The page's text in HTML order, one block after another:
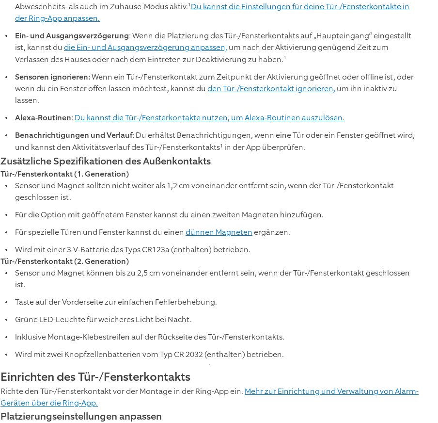
Abwesenheits- als auch im Zuhause-Modus aktiv.1 Du kannst die Einstellungen für deine Tür-/Fensterkontakte in
der Ring-App anpassen.
Ein- und Ausgangsverzögerung: Wenn die Platzierung des Tür-/Fensterkontakts auf „Haupteingang“ eingestellt
ist, kannst du die Ein- und Ausgangsverzögerung anpassen, um nach der Aktivierung genügend Zeit zum
Verlassen des Hauses oder nach dem Eintreten zur Deaktivierung zu haben.1
Sensoren ignorieren:Wenn ein Tür-/Fensterkontakt zum Zeitpunkt der Aktivierung geöffnet oder offline ist, oder
wenn du ein Fenster offen lassen möchtest, kannst du den Tür-/Fensterkontakt ignorieren, um ihn inaktiv zu
lassen.
Alexa-Routinen: Du kannst die Tür-/Fensterkontakte nutzen, um Alexa-Routinen auszulösen.
Benachrichtigungen und Verlauf: Du erhältst Benachrichtigungen, wenn eine Tür oder ein Fenster geöffnet wird,
und kannst den Aktivitätsverlauf des Tür-/Fensterkontakts1 in der App überprüfen.
Zusätzliche Spezifikationen des Außenkontakts
Tür-/Fensterkontakt (1. Generation)
Sensor und Magnet sollten nicht weiter als 1,2 cm voneinander entfernt sein, wenn der Tür-/Fensterkontakt
geschlossen ist.
Für die Option mit geöffnetem Fenster kannst du einen zweiten Magneten hinzufügen.
Für spezielle Türen und Fenster kannst du einen dünnen Magnetenergänzen.
Wird mit einer 3-V-Batterie des Typs CR123a (enthalten) betrieben.
Tür-/Fensterkontakt (2. Generation)
Sensor und Magnet können bis zu 2,5 cm voneinander entfernt sein, wenn der Tür-/Fensterkontakt geschlossen
ist.
Taste auf der Vorderseite zur einfachen Fehlerbehebung.
Grüne LED-Leuchte für weicheres Licht bei Nacht.
Inklusive Montage-Klebestreifen auf der Rückseite des Tür-/Fensterkontakts.
Wird mit zwei Knopfzellenbatterien vom Typ CR 2032 (enthalten) betrieben.
Einrichten des Tür-/Fensterkontakts
Richte den Tür-/Fensterkontakt vor der Montage in der Ring-App ein. Mehr zur Einrichtung und Verwaltung von Alarm-
Geräten über die Ring-App.
Platzierungseinstellungen anpassen